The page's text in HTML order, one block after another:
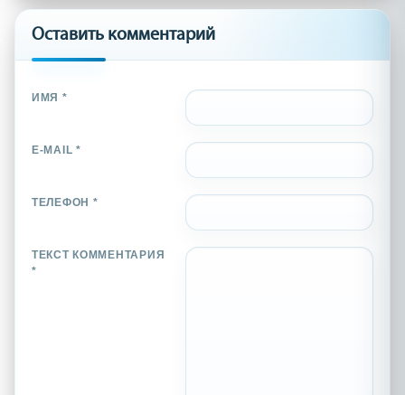
Оставить комментарий
ИМЯ *
E-MAIL *
ТЕЛЕФОН *
ТЕКСТ КОММЕНТАРИЯ
*